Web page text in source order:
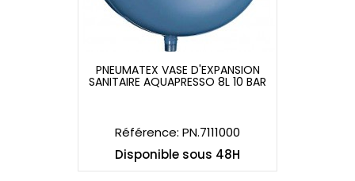
PNEUMATEX VASE D'EXPANSION
SANITAIRE AQUAPRESSO 8L 10 BAR
Référence: PN.7111000
Disponible sous 48H